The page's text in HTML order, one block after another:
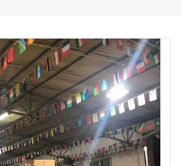
巴西快递
伊朗快递
深圳国际快递公司